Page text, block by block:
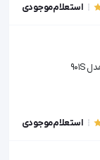
استعلام موجودی
استعلام موجودی